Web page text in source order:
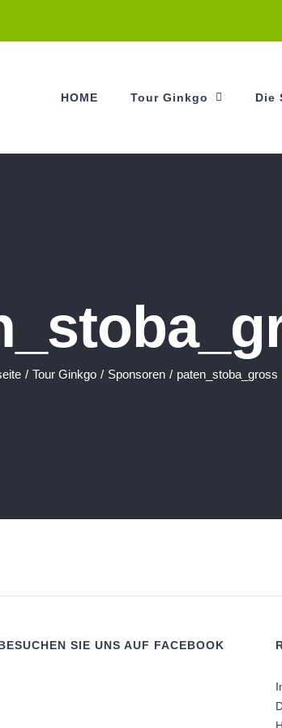
HOME Tour Ginkgo Die
/ Tour Ginkgo / Sponsoren / paten_stoba_gross
SIE UNS AUF FACEBOOK